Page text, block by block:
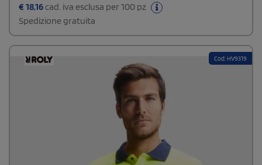
€ 18,16 cad. iva esclusa per 100 pz
Spedizione gratuita
Cod: HV9319